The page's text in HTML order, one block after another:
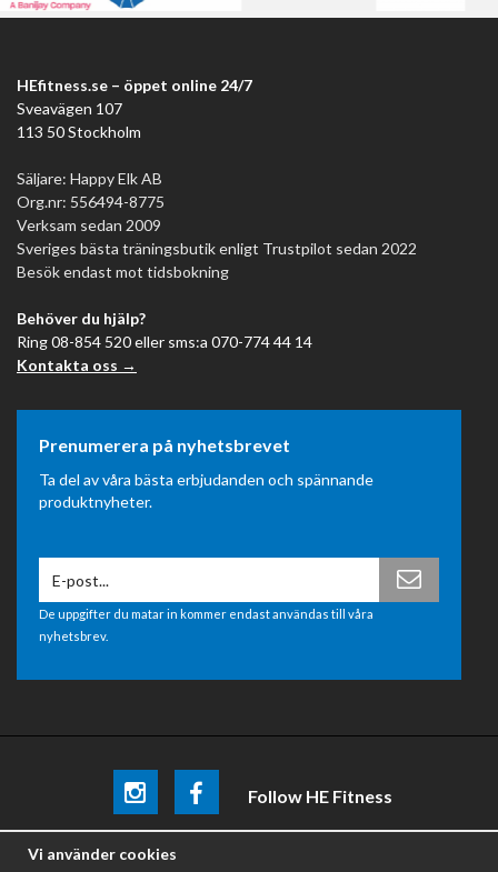
HEfitness.se – öppet online 24/7
Sveavägen 107
113 50 Stockholm
Säljare: Happy Elk AB
Org.nr: 556494-8775
Verksam sedan 2009
Sveriges bästa träningsbutik enligt Trustpilot sedan 2022
Besök endast mot tidsbokning
Behöver du hjälp?
Ring 08-854 520 eller sms:a 070-774 44 14
Kontakta oss →
Prenumerera på nyhetsbrevet
Ta del av våra bästa erbjudanden och spännande
produktnyheter.
De uppgifter du matar in kommer endast användas till våra
nyhetsbrev.
Follow HE Fitness
Be the firstto know aboutpromotions, news and training
Vi använder cookies